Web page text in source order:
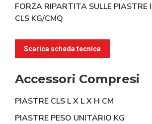
FORZA RIPARTITA SULLE PIASTRE
CLS KG/CMQ
Scarica scheda tecnica
Accessori Compresi
PIASTRE CLS L X L X H CM
PIASTRE PESO UNITARIO KG